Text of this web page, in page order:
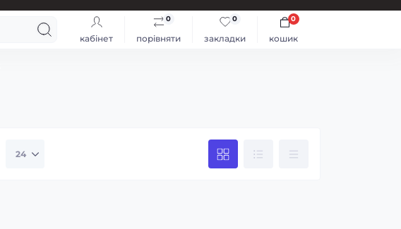
кабінет порівняти
0
закладки
0
кошик
0